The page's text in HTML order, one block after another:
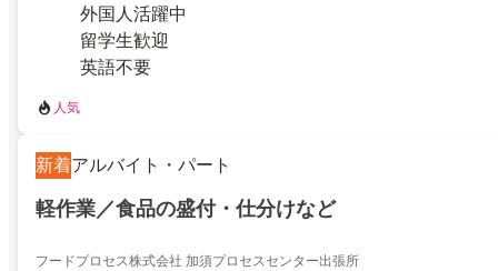
外国人活躍中
留学生歓迎
英語不要
人気
新着アルバイト・パート
軽作業／食品の盛付・仕分けなど
フードプロセス株式会社 加須プロセスセンター出張所